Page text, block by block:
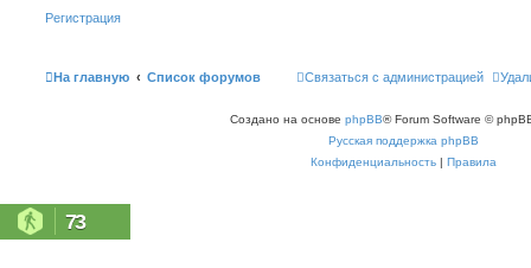
Регистрация
На главную Список форумов Связаться с администрацией
Создано на основе phpBB® Forum Software ©
Русская поддержка phpBB
Конфиденциальность | Правила
73